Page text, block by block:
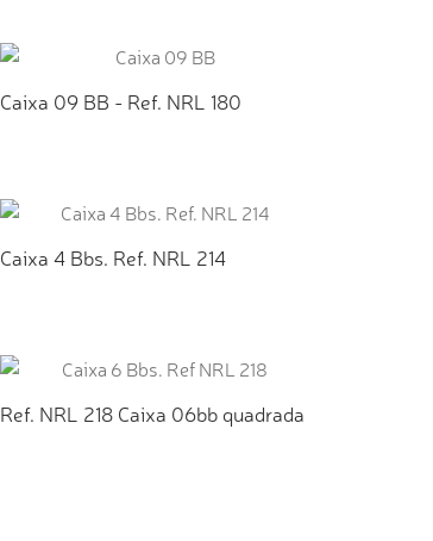
Caixa 09 BB - Ref. NRL 180
Caixa 4 Bbs. Ref. NRL 214
Ref. NRL 218 Caixa 06bb quadrada